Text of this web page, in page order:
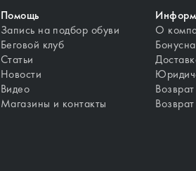
Помощь
Запись на подбор обуви
Беговой клуб
Статьи
Новости
Видео
Магазины и контакты
О